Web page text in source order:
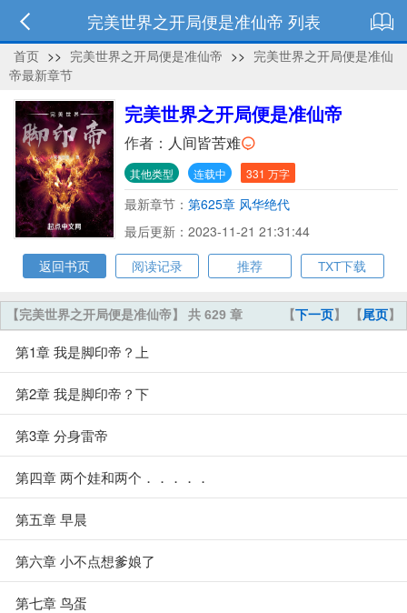
完美世界之开局便是准仙帝 列表
首页 >> 完美世界之开局便是准仙帝 >> 完美世界之开局便是准仙
帝最新章节
完美世界之开局便是准仙帝
作者： 人间皆苦难
其他类型 连载中 331 万字
最新章节： 第625章 风华绝代
最后更新：2023-11-21 21:31:44
返回书页
阅读记录 推荐 TXT下载
【下一页】 【尾页】
【完美世界之开局便是准仙帝】 共 629 章
第1章 我是脚印帝？上
第2章 我是脚印帝？下
第3章 分身雷帝
第四章 两个娃和两个．．．．．
第五章 早晨
第六章 小不点想爹娘了
第七章 鸟蛋